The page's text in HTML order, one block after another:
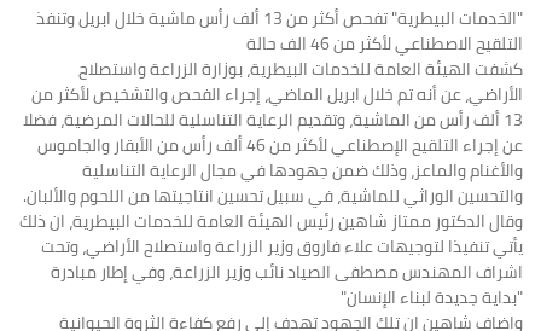
"الخدمات البيطرية" تفحص أكثر من 13 ألف رأس ماشية خلال ابريل وتنفذ
التلقيح الاصطناعي لأكثر من 46 الف حالة
كشفت الهيئة العامة للخدمات البيطرية، بوزارة الزراعة واستصلاح
الأراضي، عن أنه تم خلال ابريل الماضي، إجراء الفحص والتشخيص لأكثر من
13 ألف رأس من الماشية، وتقديم الرعاية التناسلية للحالات المرضية، فضلا
عن إجراء التلقيح الإصطناعي لأكثر من 46 ألف رأس من الأبقار والجاموس
والأغنام والماعز، وذلك ضمن جهودها في مجال الرعاية التناسلية
والتحسين الوراثي للماشية، في سبيل تحسين انتاجيتها من اللحوم والألبان.
وقال الدكتور ممتاز شاهين رئيس الهيئة العامة للخدمات البيطرية، ان ذلك
يأتي تنفيذا لتوجيهات علاء فاروق وزير الزراعة واستصلاح الأراضي، وتحت
اشراف المهندس مصطفى الصياد نائب وزير الزراعة، وفي إطار مبادرة
"بداية جديدة لبناء الإنسان"
واضاف شاهين ان تلك الجهود تهدف إلى رفع كفاءة الثروة الحيوانية